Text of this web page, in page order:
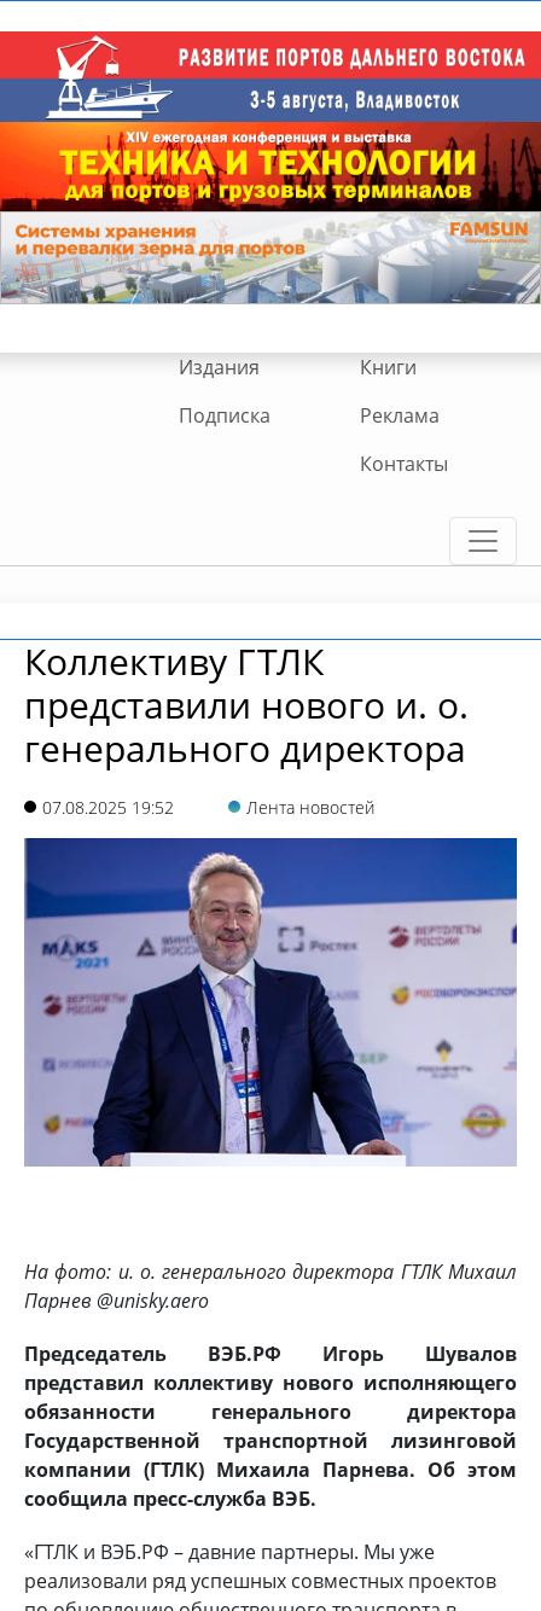
Издания
Книги
Подписка
Реклама
Контакты
Коллективу ГТЛК
представили нового и. о.
генерального директора
07.08.2025 19:52 Лента новостей
На фото: и. о. генерального директора ГТЛК Михаил
Парнев @unisky.aero
Председатель ВЭБ.РФ Игорь Шувалов
представил коллективу нового исполняющего
обязанности генерального директора
Государственной транспортной лизинговой
компании (ГТЛК) Михаила Парнева. Об этом
сообщила пресс-служба ВЭБ.
«ГТЛК и ВЭБ.РФ – давние партнеры. Мы уже
реализовали ряд успешных совместных проектов